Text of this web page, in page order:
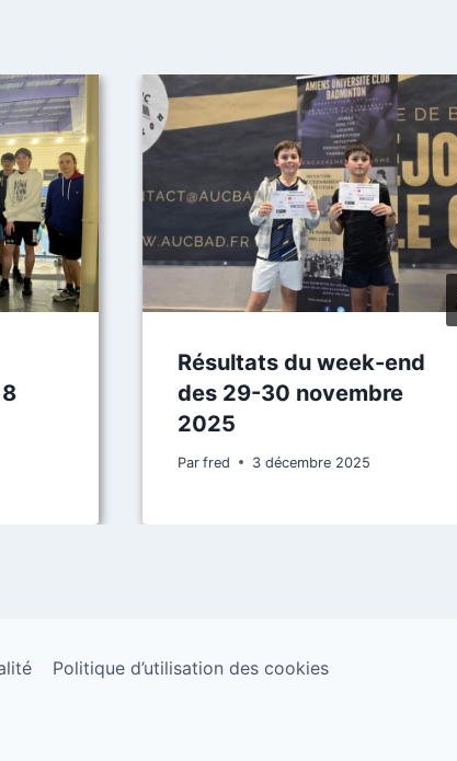
Résultats du week-end
des 29-30 novembre
2025
Par fred 3 décembre 2025
Politique d’utilisation des cookies